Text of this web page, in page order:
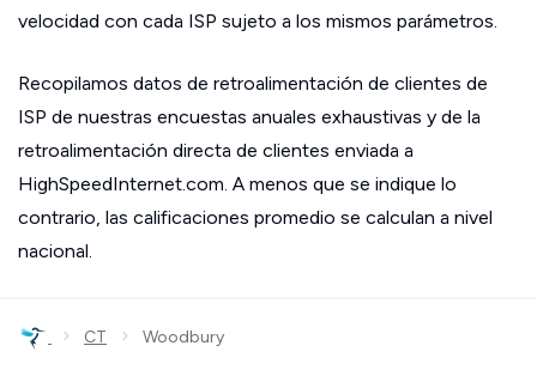
velocidad con cada ISP sujeto a los mismos parámetros.
Recopilamos datos de retroalimentación de clientes de
ISP de nuestras encuestas anuales exhaustivas y de la
retroalimentación directa de clientes enviada a
HighSpeedInternet.com. A menos que se indique lo
contrario, las calificaciones promedio se calculan a nivel
nacional.
› CT › Woodbury